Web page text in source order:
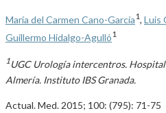
María del Carmen Cano-García1, Luis
Guillermo Hidalgo-Agulló1
1UGC Urología intercentros.
Almería. Instituto IBS Granada.
Actual. Med. 2015; 100: (795): 71-75